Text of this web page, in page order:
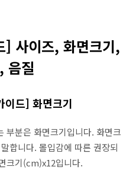
] 사이즈, 화면크기,
음질
이드] 화면크기
부분은 화면크기입니다. 화면크
합니다. 몰입감에 따른 권장되
크기(cm)x12입니다.